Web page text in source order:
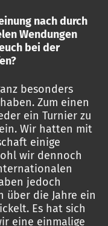
nach durch
Wendungen
bei der
besonders
Zum einen
ein Turnier zu
Wir hatten mit
einige
wir dennoch
jedoch
über die Jahre ein
Es hat sich
eine einmalige